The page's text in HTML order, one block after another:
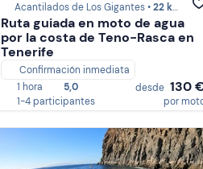
Acantilados de Los Gigantes •22 km desde Costa Adeje
Ruta guiada en moto de agua
por la costa de Teno-Rasca en
Tenerife
Confirmación inmediata
1 hora
5,0
1-4 participantes
desde 130
por